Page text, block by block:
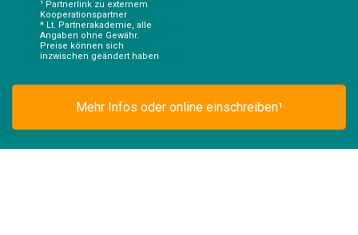
¹ Partnerlink zu externem
Kooperationspartner
* Lt. Partnerakademie, alle
Angaben ohne Gewähr.
Preise können sich
inzwischen geändert haben
Mehr Infos oder online einschreiben¹